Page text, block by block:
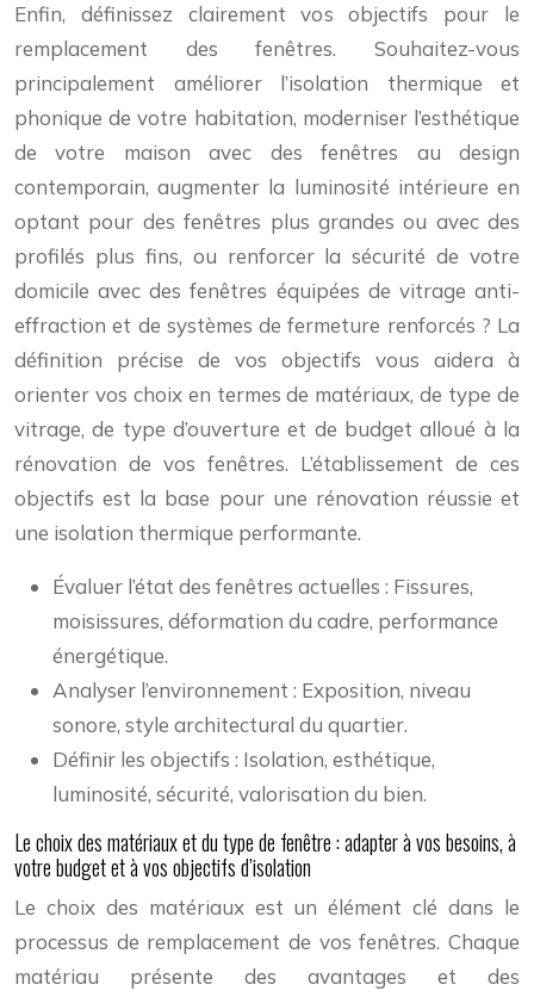
Enfin, définissez clairement vos objectifs pour le
remplacement des fenêtres. Souhaitez-vous
principalement améliorer l’isolation thermique et
phonique de votre habitation, moderniser l’esthétique
de votre maison avec des fenêtres au design
contemporain, augmenter la luminosité intérieure en
optant pour des fenêtres plus grandes ou avec des
profilés plus fins, ou renforcer la sécurité de votre
domicile avec des fenêtres équipées de vitrage anti-
effraction et de systèmes de fermeture renforcés ? La
définition précise de vos objectifs vous aidera à
orienter vos choix en termes de matériaux, de type de
vitrage, de type d’ouverture et de budget alloué à la
rénovation de vos fenêtres. L’établissement de ces
objectifs est la base pour une rénovation réussie et
une isolation thermique performante.
Évaluer l’état des fenêtres actuelles : Fissures,
moisissures, déformation du cadre, performance
énergétique.
Analyser l’environnement : Exposition, niveau
sonore, style architectural du quartier.
Définir les objectifs : Isolation, esthétique,
luminosité, sécurité, valorisation du bien.
Le choix des matériaux et du type de fenêtre : adapter à vos besoins, à
votre budget et à vos objectifs d’isolation
Le choix des matériaux est un élément clé dans le
processus de remplacement de vos fenêtres. Chaque
matériau présente des avantages et des